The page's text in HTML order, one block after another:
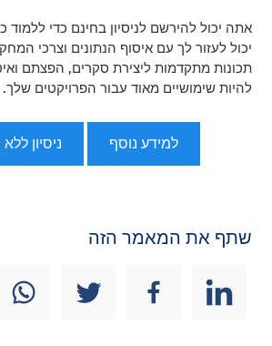
יכול לעזור לך עם איסוף הנתונים וצרכי
תכונות מתקדמות ליצירת סקרים, הפצתם
להיות שימושיים מאוד עבור הפרויקטים שלך.
למידע נוסף ניסיון
שתף את המאמר הזה